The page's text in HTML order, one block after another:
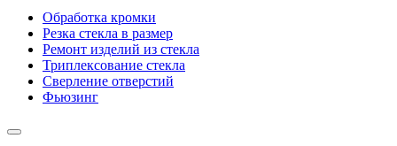
Обработка кромки
Резка стекла в размер
Ремонт изделий из стекла
Триплексование стекла
Сверление отверстий
Фьюзинг